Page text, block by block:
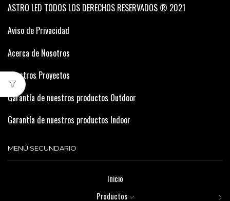
ASTRO LED TODOS LOS DERECHOS RESERVADOS ® 2021
Aviso de Privacidad
Acerca de Nosotros
Nuestros Proyectos
Garantía de nuestros productos Outdoor
Garantía de nuestros productos Indoor
MENÚ SECUNDARIO
Inicio
Productos